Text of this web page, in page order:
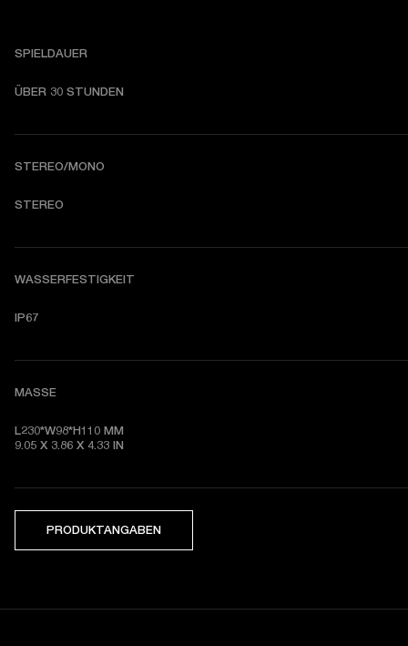
SPIELDAUER
ÜBER 30 STUNDEN
STEREO/MONO
STEREO
WASSERFESTIGKEIT
IP67
MASSE
L230*W98*H110 MM
9.05 X 3.86 X 4.33 IN
PRODUKTANGABEN